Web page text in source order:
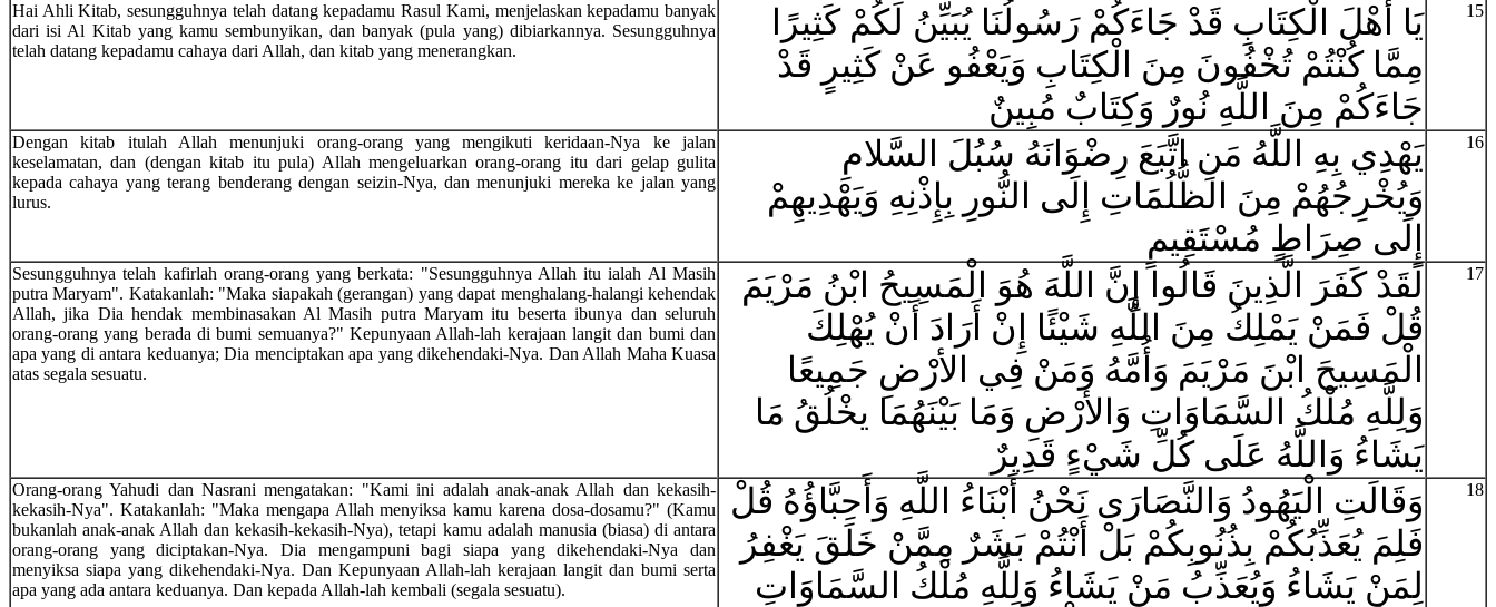
Hai Ahli Kitab, sesungguhnya telah datang kepadamu Rasul Kami, menjelaskan kepadamu banyak
dari isi Al Kitab yang kamu sembunyikan, dan banyak (pula yang) dibiarkannya. Sesungguhnya
telah datang kepadamu cahaya dari Allah, dan kitab yang menerangkan.
يَا أَهْلَ الْكِتَابِ قَدْ جَاءَكُمْ رَسُولُنَا يُبَيِّنُ لَكُمْ كَثِيرًا
مِمَّا كُنْتُمْ تُخْفُونَ مِنَ الْكِتَابِ وَيَعْفُو عَنْ كَثِيرٍ قَدْ
جَاءَكُمْ مِنَ اللَّهِ نُورٌ وَكِتَابٌ مُبِينٌ
15
Dengan kitab itulah Allah menunjuki orang-orang yang mengikuti keridaan-Nya ke jalan
keselamatan, dan (dengan kitab itu pula) Allah mengeluarkan orang-orang itu dari gelap gulita
kepada cahaya yang terang benderang dengan seizin-Nya, dan menunjuki mereka ke jalan yang
lurus.
يَهْدِي بِهِ اللَّهُ مَنِ اتَّبَعَ رِضْوَانَهُ سُبُلَ السَّلامِ
وَيُخْرِجُهُمْ مِنَ الظُّلُمَاتِ إِلَى النُّورِ بِإِذْنِهِ وَيَهْدِيهِمْ
إِلَى صِرَاطٍ مُسْتَقِيمٍ
16
Sesungguhnya telah kafirlah orang-orang yang berkata: "Sesungguhnya Allah itu ialah Al Masih
putra Maryam". Katakanlah: "Maka siapakah (gerangan) yang dapat menghalang-halangi kehendak
Allah, jika Dia hendak membinasakan Al Masih putra Maryam itu beserta ibunya dan seluruh
orang-orang yang berada di bumi semuanya?" Kepunyaan Allah-lah kerajaan langit dan bumi dan
apa yang di antara keduanya; Dia menciptakan apa yang dikehendaki-Nya. Dan Allah Maha Kuasa
atas segala sesuatu.
لَقَدْ كَفَرَ الَّذِينَ قَالُوا إِنَّ اللَّهَ هُوَ الْمَسِيحُ ابْنُ مَرْيَمَ
قُلْ فَمَنْ يَمْلِكُ مِنَ اللَّهِ شَيْئًا إِنْ أَرَادَ أَنْ يُهْلِكَ
الْمَسِيحَ ابْنَ مَرْيَمَ وَأُمَّهُ وَمَنْ فِي الأرْضِ جَمِيعًا
وَلِلَّهِ مُلْكُ السَّمَاوَاتِ وَالأرْضِ وَمَا بَيْنَهُمَا يخْلُقُ مَا
يَشَاءُ وَاللَّهُ عَلَى كُلِّ شَيْءٍ قَدِيرٌ
17
Orang-orang Yahudi dan Nasrani mengatakan: "Kami ini adalah anak-anak Allah dan kekasih-
kekasih-Nya". Katakanlah: "Maka mengapa Allah menyiksa kamu karena dosa-dosamu?" (Kamu
bukanlah anak-anak Allah dan kekasih-kekasih-Nya), tetapi kamu adalah manusia (biasa) di antara
orang-orang yang diciptakan-Nya. Dia mengampuni bagi siapa yang dikehendaki-Nya dan
menyiksa siapa yang dikehendaki-Nya. Dan Kepunyaan Allah-lah kerajaan langit dan bumi serta
apa yang ada antara keduanya. Dan kepada Allah-lah kembali (segala sesuatu).
وَقَالَتِ الْيَهُودُ وَالنَّصَارَى نَحْنُ أَبْنَاءُ اللَّهِ وَأَحِبَّاؤُهُ قُلْ
فَلِمَ يُعَذِّبُكُمْ بِذُنُوبِكُمْ بَلْ أَنْتُمْ بَشَرٌ مِمَّنْ خَلَقَ يَغْفِرُ
لِمَنْ يَشَاءُ وَيُعَذِّبُ مَنْ يَشَاءُ وَلِلَّهِ مُلْكُ السَّمَاوَاتِ
18